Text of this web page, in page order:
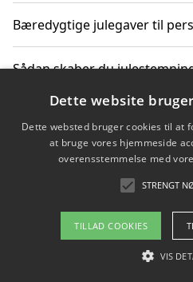
Bæredygtige julegaver til
Sådan skaber du
Sådan skaber du et
Copyright 2026
Om / kontakt
Dette website
Dette websted bruger cookies til at
at bruge vores hjemmeside
overensstemmelse med
STRENGT
TILLAD COOKIES
VIS